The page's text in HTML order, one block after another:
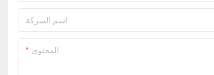
اسم الشركة
المحتوى